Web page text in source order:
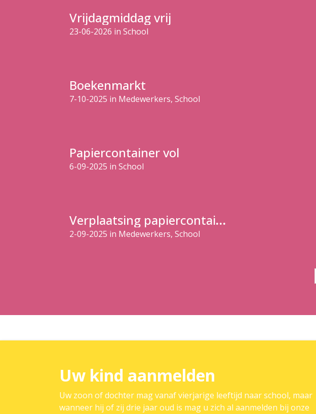
Vrijdagmiddag vrij
23-06-2026 in School
Boekenmarkt
7-10-2025 in Medewerkers, School
Papiercontainer vol
6-09-2025 in School
Verplaatsing papiercontainer
2-09-2025 in Medewerkers, School
Uw kind aanmelden
Uw zoon of dochter mag vanaf vierjarige leeftijd naar school, maar
wanneer hij of zij drie jaar oud is mag u zich al aanmelden bij onze